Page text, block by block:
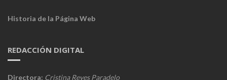
Historia de la Página Web
REDACCIÓN DIGITAL
Directora: Cristina Reyes Paradelo